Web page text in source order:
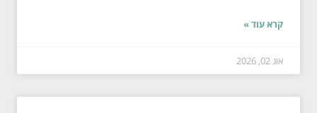
קרא עוד »
אוג 02, 2026